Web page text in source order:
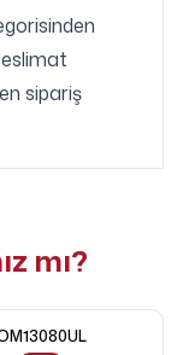
sipariş
mı?